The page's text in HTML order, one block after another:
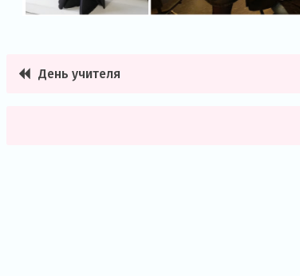
День учителя